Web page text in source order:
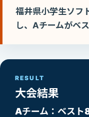
福井県小学生ソフ
し、Aチームがベ
RESULT
大会結果
Aチーム：ベスト